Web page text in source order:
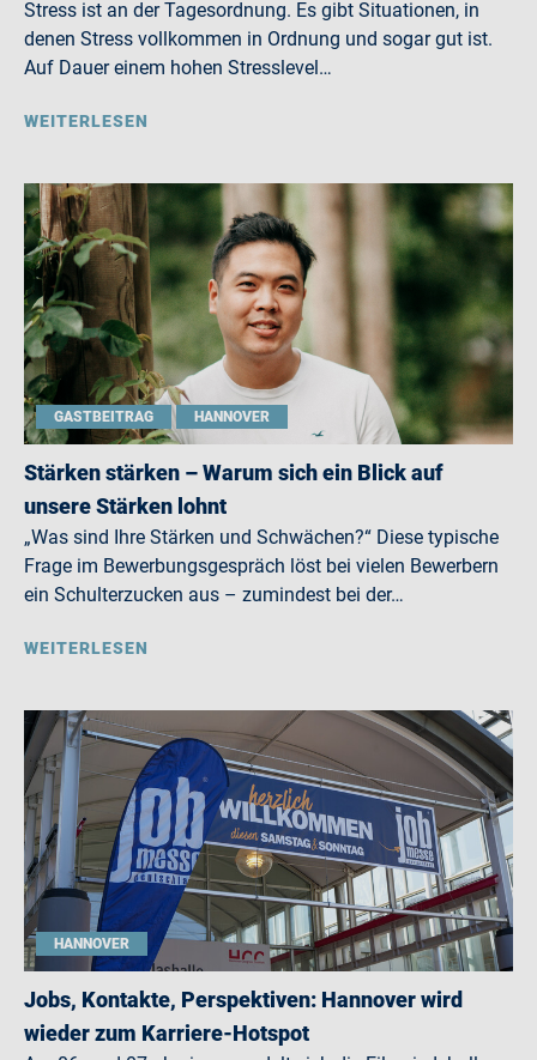
Stress ist an der Tagesordnung. Es gibt Situationen, in
denen Stress vollkommen in Ordnung und sogar gut ist.
Auf Dauer einem hohen Stresslevel…
WEITERLESEN
GASTBEITRAG HANNOVER
Stärken stärken – Warum sich ein Blick auf
unsere Stärken lohnt
„Was sind Ihre Stärken und Schwächen?“ Diese typische
Frage im Bewerbungsgespräch löst bei vielen Bewerbern
ein Schulterzucken aus – zumindest bei der…
WEITERLESEN
HANNOVER
Jobs, Kontakte, Perspektiven: Hannover wird
wieder zum Karriere-Hotspot